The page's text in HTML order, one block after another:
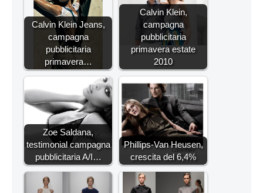
Calvin Klein Jeans,
campagna
pubblicitaria
primavera…
Calvin Klein,
campagna
pubblicitaria
primavera estate
2010
Zoe Saldana,
testimonial campagna
pubblicitaria A/I…
Phillips-Van Heusen,
crescita del 6,4%